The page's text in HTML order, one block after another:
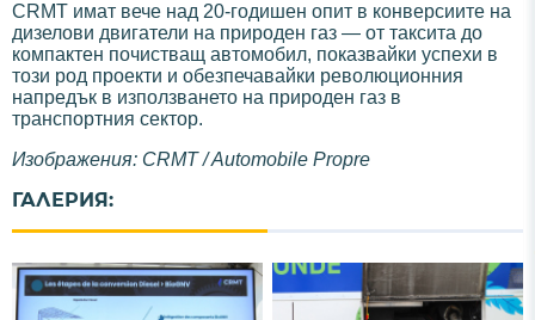
CRMT имат вече над 20-годишен опит в конверсиите на
дизелови двигатели на природен газ — от таксита до
компактен почистващ автомобил, показвайки успехи в
този род проекти и обезпечавайки революционния
напредък в използването на природен газ в
транспортния сектор.
Изображения: CRMT / Automobile Propre
ГАЛЕРИЯ: